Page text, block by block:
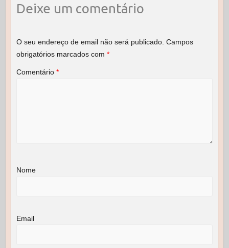
Deixe um comentário
O seu endereço de email não será publicado. Campos
obrigatórios marcados com *
Comentário *
Nome
Email